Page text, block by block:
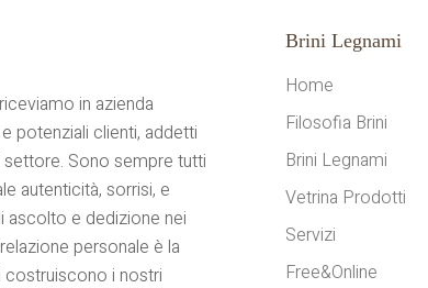
in azienda
potenziali clienti, addetti
Sono sempre tutti
autenticità, sorrisi, e
ascolto e dedizione nei
personale è la
costruiscono i nostri
Brini Legnami
Home
Filosofia Brini
Brini Legnami
Vetrina Prodotti
Servizi
Free&Online